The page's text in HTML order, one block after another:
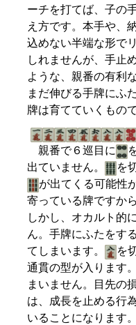
ーチを打てば、子の
え方です。本手や、
込めない半端な形で
しれませんが、手止
ような、親番の有利
まだ伸びる手牌にふ
牌は育てていくもので
親番で６巡目に
出ていません。
を
が出てくる可能性
寄っている牌ですか
しかし、オカルト的
ん。手牌にふたをす
てしまいます。
を
通貫の型が入ります
まいません。目先の
は、成長を止める行
いることになります。